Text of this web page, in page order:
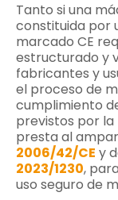
Tanto si una
constituida por
marcado CE
estructurado y
fabricantes y
el proceso de
cumplimiento
previstos por
presta al
2006/42/CE y
2023/1230,
uso seguro de